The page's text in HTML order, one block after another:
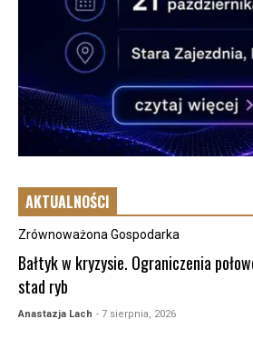
AKTUALNOŚCI
Zrównoważona Gospodarka
Bałtyk w kryzysie. Ograniczenia
stad ryb
Anastazja Lach - 7 sierpnia, 2026